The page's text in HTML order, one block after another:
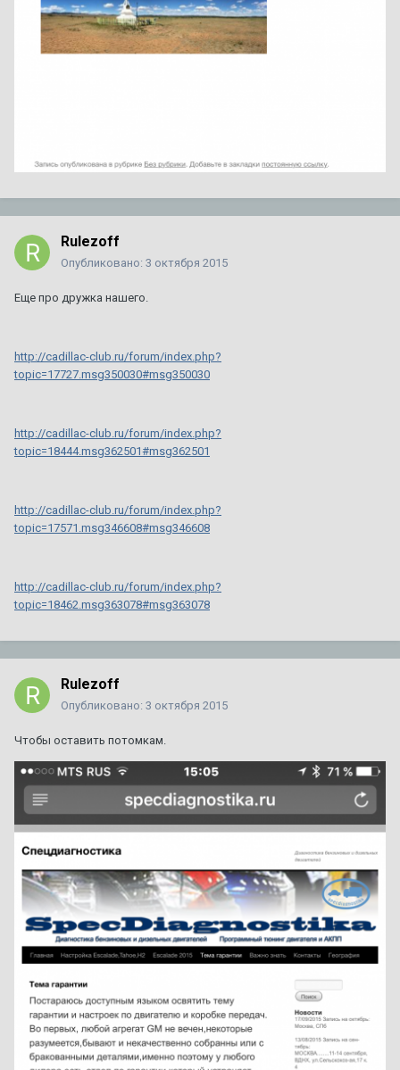
Rulezoff
Опубликовано: 3 октября 2015
Еще про дружка нашего.
http://cadillac-club.ru/forum/index.php?
topic=17727.msg350030#msg350030
http://cadillac-club.ru/forum/index.php?
topic=18444.msg362501#msg362501
http://cadillac-club.ru/forum/index.php?
topic=17571.msg346608#msg346608
http://cadillac-club.ru/forum/index.php?
topic=18462.msg363078#msg363078
Rulezoff
Опубликовано: 3 октября 2015
Чтобы оставить потомкам.